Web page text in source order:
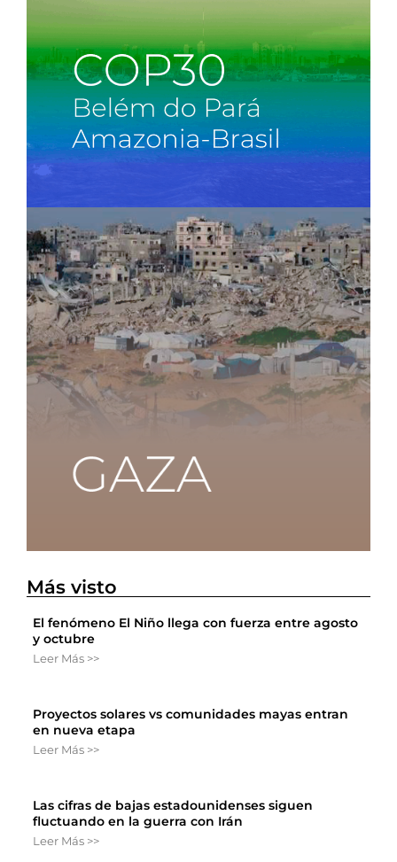
Más visto
El fenómeno El Niño llega con fuerza entre agosto
y octubre
Leer Más >>
Proyectos solares vs comunidades mayas entran
en nueva etapa
Leer Más >>
Las cifras de bajas estadounidenses siguen
fluctuando en la guerra con Irán
Leer Más >>